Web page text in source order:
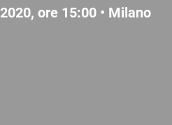
ore 15:00 • Milano